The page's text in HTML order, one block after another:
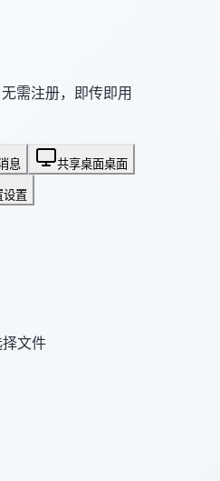
需注册，即传即用
息 共享桌面桌面
设置
文件